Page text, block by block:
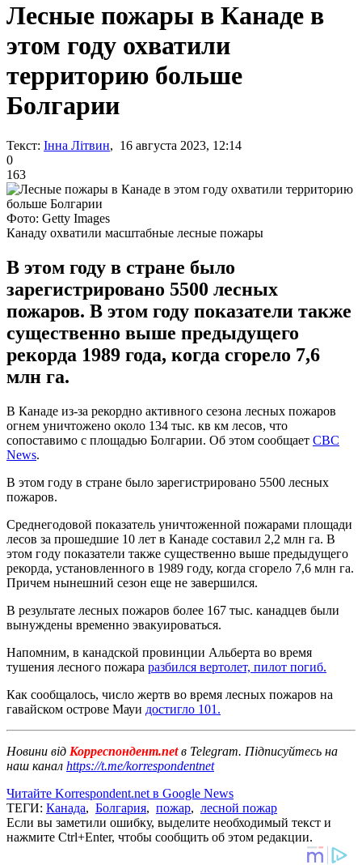
Лесные пожары в Канаде в
этом году охватили
территорию больше
Болгарии
Текст: Інна Літвин, 16 августа 2023, 12:14
0
163
Фото: Getty Images
Канаду охватили масштабные лесные пожары
В этом году в стране было
зарегистрировано 5500 лесных
пожаров. В этом году показатели также
существенно выше предыдущего
рекорда 1989 года, когда сгорело 7,6
млн га.
В Канаде из-за рекордно активного сезона лесных пожаров
огнем уничтожено около 134 тыс. кв км лесов, что
сопоставимо с площадью Болгарии. Об этом сообщает CBC
News.
В этом году в стране было зарегистрировано 5500 лесных
пожаров.
Среднегодовой показатель уничтоженной пожарами площади
лесов за прошедшие 10 лет в Канаде составил 2,2 млн га. В
этом году показатели также существенно выше предыдущего
рекорда, установленного в 1989 году, когда сгорело 7,6 млн га.
Причем нынешний сезон еще не завершился.
В результате лесных пожаров более 167 тыс. канадцев были
вынуждены временно эвакуироваться.
Напомним, в канадской провинции Альберта во время
тушения лесного пожара разбился вертолет, пилот погиб.
Как сообщалось, число жертв во время лесных пожаров на
гавайском острове Мауи достигло 101.
Новини від Корреспондент.netв Telegram. Підписуйтесь на
наш канал https://t.me/korrespondentnet
Читайте Korrespondent.net в Google News
ТЕГИ: Канада, Болгария, пожар, лесной пожар
Если вы заметили ошибку, выделите необходимый текст и
нажмите Ctrl+Enter, чтобы сообщить об этом редакции.